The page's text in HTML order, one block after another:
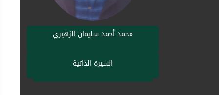
محمد أحمد سليمان الزهيري
السيرة الذاتية